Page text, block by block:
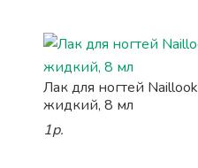
Лак для ногтей Naillook
жидкий, 8 мл
1р.